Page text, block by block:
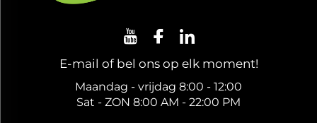
E-mail of bel ons op elk moment!
Maandag - vrijdag 8:00 - 12:00
Sat - ZON 8:00 AM - 22:00 PM